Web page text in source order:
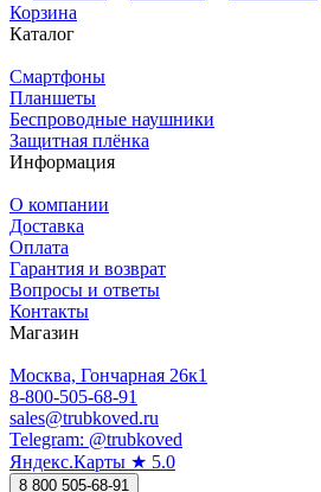
Корзина
Каталог
Смартфоны
Планшеты
Беспроводные наушники
Защитная плёнка
Информация
О компании
Доставка
Оплата
Гарантия и возврат
Вопросы и ответы
Контакты
Магазин
Москва, Гончарная 26к1
8-800-505-68-91
sales@trubkoved.ru
Telegram: @trubkoved
Яндекс.Карты ★ 5.0
8 800 505-68-91